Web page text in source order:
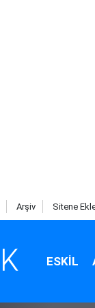
Arşiv Sitene
ESKIL